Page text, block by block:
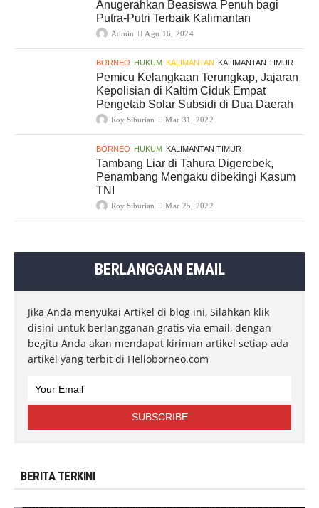
Anugerahkan Beasiswa Penuh bagi
Putra-Putri Terbaik Kalimantan
Admin Agu 16, 2024
BORNEO HUKUM KALIMANTAN KALIMANTAN TIMUR
Pemicu Kelangkaan Terungkap, Jajaran
Kepolisian di Kaltim Ciduk Empat
Pengetab Solar Subsidi di Dua Daerah
Roy Siburian Mar 31, 2022
BORNEO HUKUM KALIMANTAN TIMUR
Tambang Liar di Tahura Digerebek,
Penambang Mengaku dibekingi Kasum
TNI
Roy Siburian Mar 25, 2022
BERLANGGAN EMAIL
Jika Anda menyukai Artikel di blog ini, Silahkan klik
disini untuk berlangganan gratis via email, dengan
begitu Anda akan mendapat kiriman artikel setiap ada
artikel yang terbit di Helloborneo.com
BERITA TERKINI